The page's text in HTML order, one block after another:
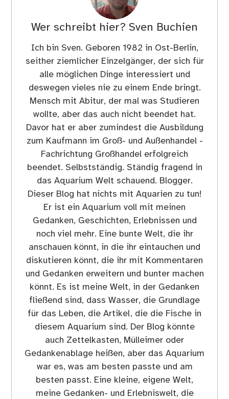
Wer schreibt hier? Sven Buchien
Ich bin Sven. Geboren 1982 in Ost-Berlin,
seither ziemlicher Einzelgänger, der sich für
alle möglichen Dinge interessiert und
deswegen vieles nie zu einem Ende bringt.
Mensch mit Abitur, der mal was Studieren
wollte, aber das auch nicht beendet hat.
Davor hat er aber zumindest die Ausbildung
zum Kaufmann im Groß- und Außenhandel -
Fachrichtung Großhandel erfolgreich
beendet. Selbstständig. Ständig fragend in
das Aquarium Welt schauend. Blogger.
Dieser Blog hat nichts mit Aquarien zu tun!
Er ist ein Aquarium voll mit meinen
Gedanken, Geschichten, Erlebnissen und
noch viel mehr. Eine bunte Welt, die ihr
anschauen könnt, in die ihr eintauchen und
diskutieren könnt, die ihr mit Kommentaren
und Gedanken erweitern und bunter machen
könnt. Es ist meine Welt, in der Gedanken
fließend sind, dass Wasser, die Grundlage
für das Leben, die Artikel, die die Fische in
diesem Aquarium sind. Der Blog könnte
auch Zettelkasten, Mülleimer oder
Gedankenablage heißen, aber das Aquarium
war es, was am besten passte und am
besten passt. Eine kleine, eigene Welt,
meine Gedanken- und Erlebniswelt, die